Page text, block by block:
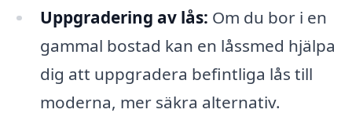
Uppgradering av lås: Om du bor i en
gammal bostad kan en låssmed hjälpa
dig att uppgradera befintliga lås till
moderna, mer säkra alternativ.